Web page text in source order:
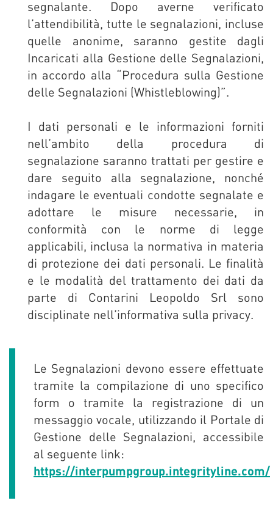
segnalante. Dopo averne verificato
l’attendibilità, tutte le segnalazioni, incluse
quelle anonime, saranno gestite dagli
Incaricati alla Gestione delle Segnalazioni,
in accordo alla “Procedura sulla Gestione
delle Segnalazioni (Whistleblowing)”.
I dati personali e le informazioni forniti
nell’ambito della procedura di
segnalazione saranno trattati per gestire e
dare seguito alla segnalazione, nonché
indagare le eventuali condotte segnalate e
adottare le misure necessarie, in
conformità con le norme di legge
applicabili, inclusa la normativa in materia
di protezione dei dati personali. Le finalità
e le modalità del trattamento dei dati da
parte di Contarini Leopoldo Srl sono
disciplinate nell’informativa sulla privacy.
Le Segnalazioni devono essere effettuate
tramite la compilazione di uno specifico
form o tramite la registrazione di un
messaggio vocale, utilizzando il Portale di
Gestione delle Segnalazioni, accessibile
al seguente link:
https://interpumpgroup.integrityline.com/